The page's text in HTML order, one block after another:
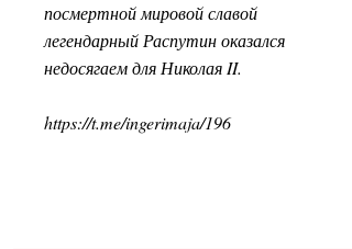
посмертной мировой славой
легендарный Распутин оказался
недосягаем для Николая II.
https://t.me/ingerimaja/196